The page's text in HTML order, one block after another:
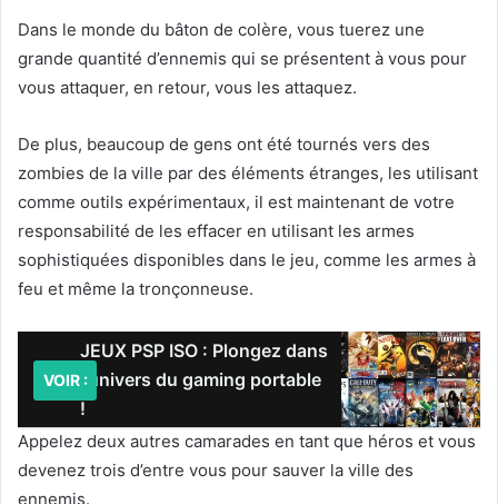
Dans le monde du bâton de colère, vous tuerez une
grande quantité d’ennemis qui se présentent à vous pour
vous attaquer, en retour, vous les attaquez.
De plus, beaucoup de gens ont été tournés vers des
zombies de la ville par des éléments étranges, les utilisant
comme outils expérimentaux, il est maintenant de votre
responsabilité de les effacer en utilisant les armes
sophistiquées disponibles dans le jeu, comme les armes à
feu et même la tronçonneuse.
JEUX PSP ISO : Plongez dans
l'univers du gaming portable
!
VOIR :
Appelez deux autres camarades en tant que héros et vous
devenez trois d’entre vous pour sauver la ville des
ennemis.